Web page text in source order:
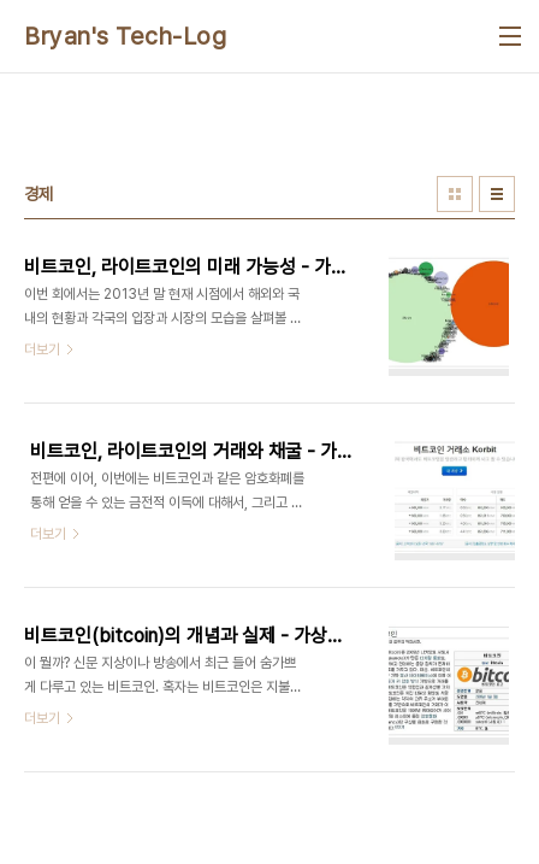
Bryan's Tech-Log
경제
비트코인, 라이트코인의 미래 가능성 - 가상화폐 체험과 전망[기획 ③]
이번 회에서는 2013년 말 현재 시점에서 해외와 국
내의 현황과 각국의 입장과 시장의 모습을 살펴볼 것
이고, 국내의 경우 어떤 시각들이 존재하는지 간단히
는 정도로 시리즈를 마무리 하겠습니다. 글을 읽는 분
들께서 어떤 위치에서 어떻게 바라보아야 하는지의
판단을 직접 해 보시기 바랍니다. 글의 마지막에, 사
토시 나카모토라는 이름으로 작성된 비트코인 백서
의 영문 원문과 한글 번역본(땡글닷컴 '츄이스'님 번
되었으면 합니다. 해외 현황과 각국의 입장 2009년
더보기
비트코인, 라이트코인의 거래와 채굴 - 가상화폐 체험과 전망[기획 ②]
전편에 이어, 이번에는 비트코인과 같은 암호화폐를
통해 얻을 수 있는 금전적 이득에 대해서, 그리고 비
트코인/라이트코인의 채굴 방법과 사례, 채굴의 투자
거래에 참여하여 시세의 등락에 따른 차익을 얻는 것
과 채굴을 통해서 비트코인을 얻어 내는 방법을 일반
적으로 생각해 볼 수 있다. 그 외에도 비트코인의 거
래와 채굴(Mining, 채광)에 관계되는 모든 행위에
대한 부가적 또는 인프라적인 여건에 관한 사업등도
사이트(Mining pool, 연합), 채굴을 위한 장치/서
더보기
비트코인(bitcoin)의 개념과 실제 - 가상화폐 체험과 전망[기획 ①]
이 뭘까? 신문 지상이나 방송에서 최근 들어 숨가쁘
게 다루고 있는 비트코인. 혹자는 비트코인은 지불의
혁명이며 세계의 추세이니 지금 시류에 편승하지 않
더보기